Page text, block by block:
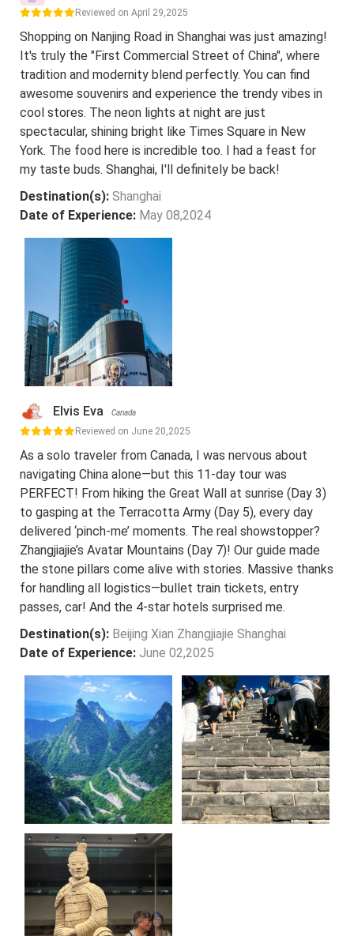
Reviewed on April 29,2025
Shopping on Nanjing Road in Shanghai was just amazing!
It's truly the "First Commercial Street of China", where
tradition and modernity blend perfectly. You can find
awesome souvenirs and experience the trendy vibes in
cool stores. The neon lights at night are just
spectacular, shining bright like Times Square in New
York. The food here is incredible too. I had a feast for
my taste buds. Shanghai, I'll definitely be back!
Destination(s): Shanghai
Date of Experience: May 08,2024
Elvis Eva Canada
Reviewed on June 20,2025
As a solo traveler from Canada, I was nervous about
navigating China alone—but this 11-day tour was
PERFECT! From hiking the Great Wall at sunrise (Day 3)
to gasping at the Terracotta Army (Day 5), every day
delivered ‘pinch-me’ moments. The real showstopper?
Zhangjiajie’s Avatar Mountains (Day 7)! Our guide made
the stone pillars come alive with stories. Massive thanks
for handling all logistics—bullet train tickets, entry
passes, car! And the 4-star hotels surprised me.
Destination(s): Beijing Xian Zhangjiajie Shanghai
Date of Experience: June 02,2025